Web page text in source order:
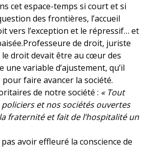
cet espace-temps si court et si
des frontières, l’accueil
vers l’exception et le répressif… et
de droit, juriste
le droit devait être au cœur des
variable d’ajustement, qu’il
faire avancer la société.
de notre société : « Tout
et nos sociétés ouvertes
fraternité et fait de l’hospitalité un
avoir effleuré la conscience de